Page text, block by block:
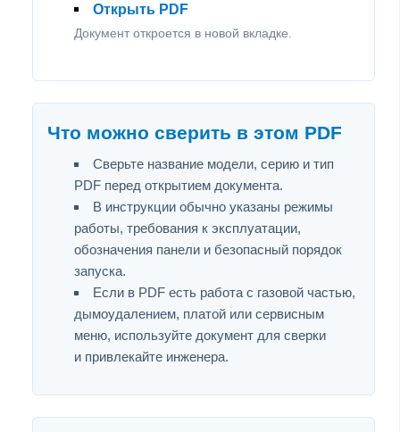
Открыть PDF
Документ откроется в новой вкладке.
Что можно сверить в этом PDF
Сверьте название модели, серию и тип
PDF перед открытием документа.
В инструкции обычно указаны режимы
работы, требования к эксплуатации,
обозначения панели и безопасный порядок
запуска.
Если в PDF есть работа с газовой частью,
дымоудалением, платой или сервисным
меню, используйте документ для сверки
и привлекайте инженера.